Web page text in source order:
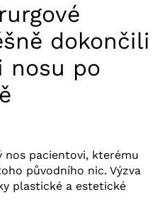
dokončili
nosu po
pacientovi, kterému
původního nic. Výzva
plastické a estetické